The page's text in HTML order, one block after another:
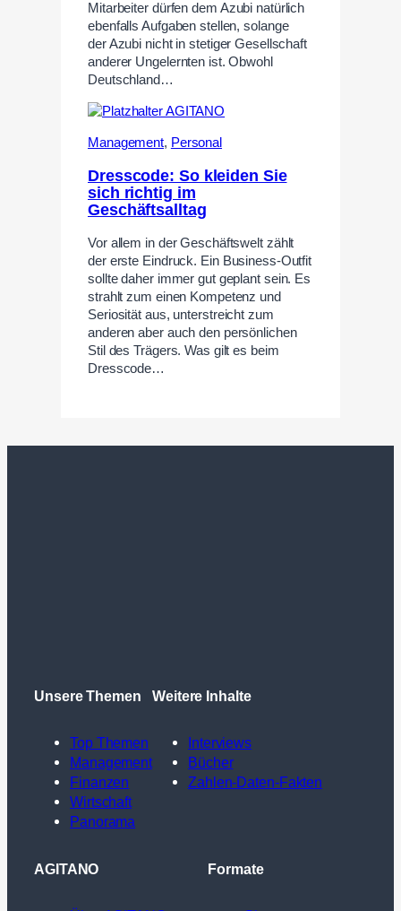
Mitarbeiter dürfen dem Azubi natürlich
ebenfalls Aufgaben stellen, solange
der Azubi nicht in stetiger Gesellschaft
anderer Ungelernten ist. Obwohl
Deutschland…
Management, Personal
Dresscode: So kleiden Sie
sich richtig im
Geschäftsalltag
Vor allem in der Geschäftswelt zählt
der erste Eindruck. Ein Business-Outfit
sollte daher immer gut geplant sein. Es
strahlt zum einen Kompetenz und
Seriosität aus, unterstreicht zum
anderen aber auch den persönlichen
Stil des Trägers. Was gilt es beim
Dresscode…
Unsere Themen
Top Themen
Management
Finanzen
Wirtschaft
Panorama
Weitere Inhalte
Interviews
Bücher
Zahlen-Daten-Fakten
AGITANO Formate